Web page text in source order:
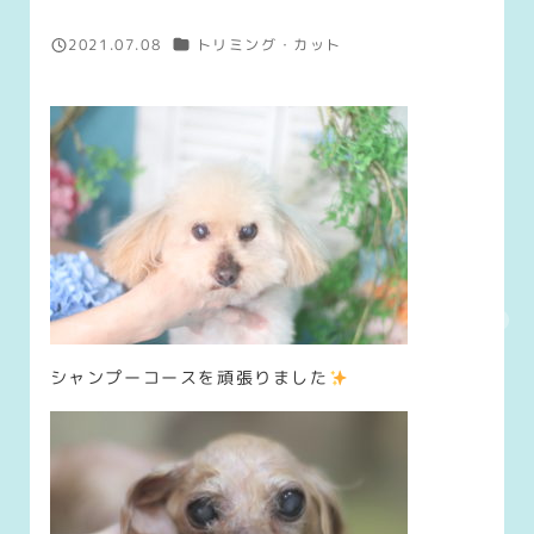
投稿日
2021.07.08 カテゴリー
トリミング・カット
シャンプーコースを頑張りました